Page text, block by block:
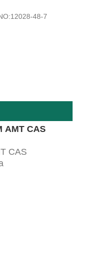
48-7
CAS
CAS